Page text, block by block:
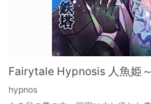
Fairytale Hypnosis 人魚姫
hypnos